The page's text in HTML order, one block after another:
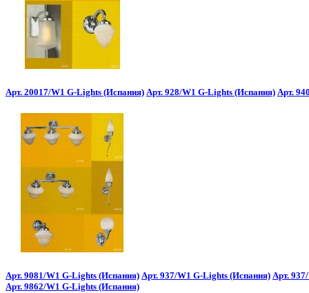
Арт. 20017/W1 G-Lights (Испания) Арт. 928/W1 G-Lights (Испания) Арт.
Арт. 9081/W1 G-Lights (Испания) Арт. 937/W1 G-Lights (Испания) Арт.
Арт. 9862/W1 G-Lights (Испания)